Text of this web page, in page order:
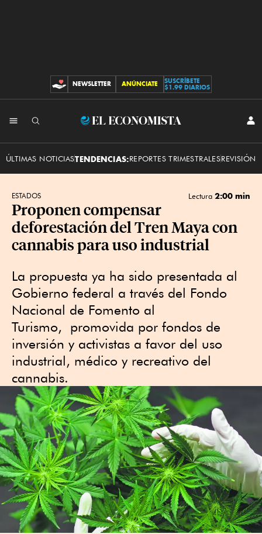
CONTRIBUCIONES
NEWSLETTER ANÚNCIATE
SUSCRÍBETE
$1.99 DIARIOS
El
ÚLTIMAS NOTICIASTENDENCIAS:REPORTES TRIMESTRALESREVISIÓN
ESTADOS Lectura 2:00 min
Proponen compensar
deforestación del Tren Maya con
cannabis para uso industrial
La propuesta ya ha sido presentada al
Gobierno federal a través del Fondo
Nacional de Fomento al
Turismo, promovida por fondos de
inversión y activistas a favor del uso
industrial, médico y recreativo del
cannabis.